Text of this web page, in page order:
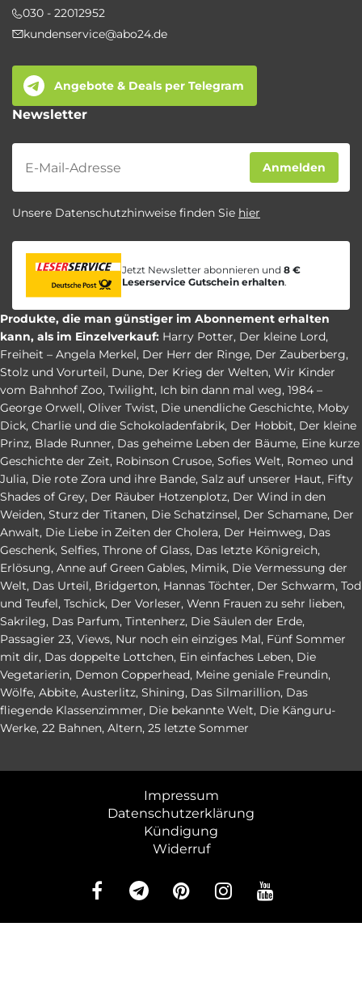
030 - 22012952
kundenservice@abo24.de
Angebote & Deals per Telegram
Newsletter
Newsletter
Anmelden
Unsere Datenschutzhinweise finden Sie hier
Jetzt Newsletter abonnieren und 8 €
Leserservice Gutschein erhalten.
Produkte, die man günstiger im Abonnement erhalten
kann, als im Einzelverkauf: Harry Potter, Der kleine Lord,
Freiheit – Angela Merkel, Der Herr der Ringe, Der Zauberberg,
Stolz und Vorurteil, Dune, Der Krieg der Welten, Wir Kinder
vom Bahnhof Zoo, Twilight, Ich bin dann mal weg, 1984 –
George Orwell, Oliver Twist, Die unendliche Geschichte, Moby
Dick, Charlie und die Schokoladenfabrik, Der Hobbit, Der kleine
Prinz, Blade Runner, Das geheime Leben der Bäume, Eine kurze
Geschichte der Zeit, Robinson Crusoe, Sofies Welt, Romeo und
Julia, Die rote Zora und ihre Bande, Salz auf unserer Haut, Fifty
Shades of Grey, Der Räuber Hotzenplotz, Der Wind in den
Weiden, Sturz der Titanen, Die Schatzinsel, Der Schamane, Der
Anwalt, Die Liebe in Zeiten der Cholera, Der Heimweg, Das
Geschenk, Selfies, Throne of Glass, Das letzte Königreich,
Erlösung, Anne auf Green Gables, Mimik, Die Vermessung der
Welt, Das Urteil, Bridgerton, Hannas Töchter, Der Schwarm, Tod
und Teufel, Tschick, Der Vorleser, Wenn Frauen zu sehr lieben,
Sakrileg, Das Parfum, Tintenherz, Die Säulen der Erde,
Passagier 23, Views, Nur noch ein einziges Mal, Fünf Sommer
mit dir, Das doppelte Lottchen, Ein einfaches Leben, Die
Vegetarierin, Demon Copperhead, Meine geniale Freundin,
Wölfe, Abbite, Austerlitz, Shining, Das Silmarillion, Das
fliegende Klassenzimmer, Die bekannte Welt, Die Känguru-
Werke, 22 Bahnen, Altern, 25 letzte Sommer
Impressum
Datenschutzerklärung
Kündigung
Widerruf